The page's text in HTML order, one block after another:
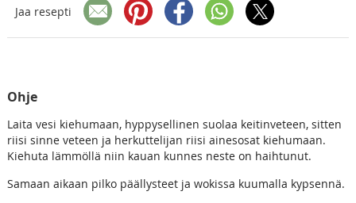
Jaa resepti
Ohje
Laita vesi kiehumaan, hyppysellinen suolaa keitinveteen, sitten
riisi sinne veteen ja herkuttelijan riisi ainesosat kiehumaan.
Kiehuta lämmöllä niin kauan kunnes neste on haihtunut.
Samaan aikaan pilko päällysteet ja wokissa kuumalla kypsennä.